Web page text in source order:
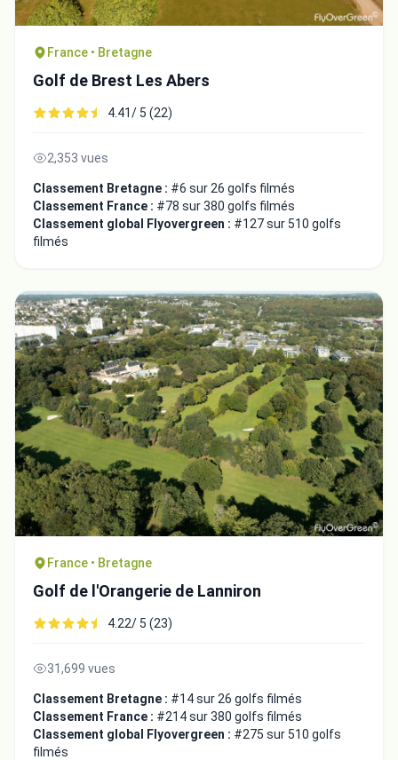
France • Bretagne
Golf de Brest Les Abers
4.41/ 5 (22)
2,353 vues
Classement Bretagne : #6 sur 26 golfs filmés
Classement France : #78 sur 380 golfs filmés
Classement global Flyovergreen : #127 sur 510 golfs
filmés
France • Bretagne
Golf de l'Orangerie de Lanniron
4.22/ 5 (23)
31,699 vues
Classement Bretagne : #14 sur 26 golfs filmés
Classement France : #214 sur 380 golfs filmés
Classement global Flyovergreen : #275 sur 510 golfs
filmés